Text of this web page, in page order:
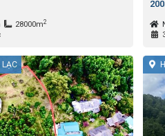
28000m2
LẠC